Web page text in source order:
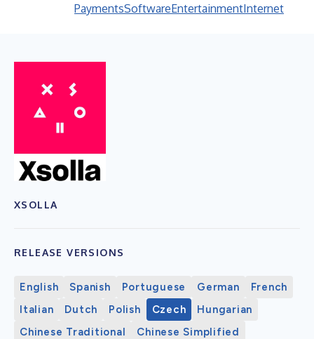
PaymentsSoftwareEntertainmentInternet
XSOLLA
RELEASE VERSIONS
English Spanish Portuguese German
French
Italian
Dutch Polish Czech
Hungarian
Chinese Traditional
Chinese Simplified